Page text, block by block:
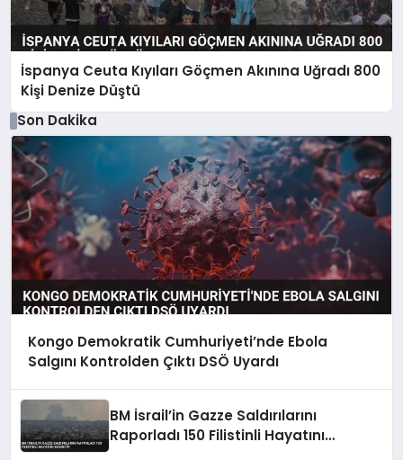
İspanya Ceuta Kıyıları Göçmen Akınına Uğradı 800
Kişi Denize Düştü
Son Dakika
Kongo Demokratik Cumhuriyeti’nde Ebola
Salgını Kontrolden Çıktı DSÖ Uyardı
BM İsrail’in Gazze Saldırılarını
Raporladı 150 Filistinli Hayatını